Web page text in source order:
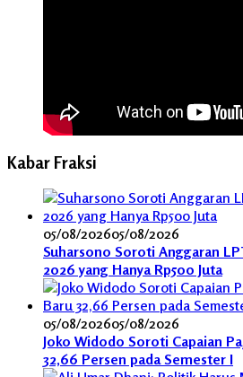
Kabar Fraksi
05/08/202605/08/2026
Suharsono Soroti Anggaran
2026 yang Hanya Rp500 Juta
05/08/202605/08/2026
Joko Widodo Soroti Capaian
32,66 Persen pada Semester I